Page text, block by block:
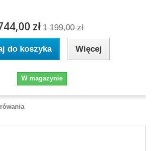
zł 1 199,00 zł
do koszyka Więcej
W magazynie